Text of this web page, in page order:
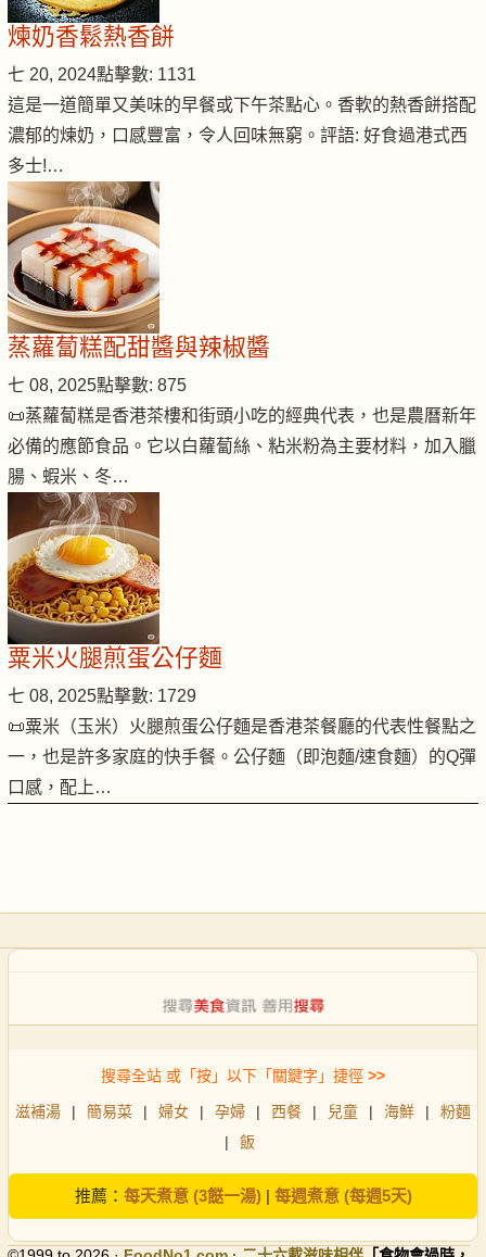
煉奶香鬆熱香餅
七 20, 2024點擊數: 1131
這是一道簡單又美味的早餐或下午茶點心。香軟的熱香餅搭配
濃郁的煉奶，口感豐富，令人回味無窮。評語: 好食過港式西
多士!…
蒸蘿蔔糕配甜醬與辣椒醬
七 08, 2025點擊數: 875
📜蒸蘿蔔糕是香港茶樓和街頭小吃的經典代表，也是農曆新年
必備的應節食品。它以白蘿蔔絲、粘米粉為主要材料，加入臘
腸、蝦米、冬…
粟米火腿煎蛋公仔麵
七 08, 2025點擊數: 1729
📜粟米（玉米）火腿煎蛋公仔麵是香港茶餐廳的代表性餐點之
一，也是許多家庭的快手餐。公仔麵（即泡麵/速食麵）的Q彈
口感，配上…
搜尋全站 或「按」以下「關鍵字」捷徑 >>
滋補湯 | 簡易菜 | 婦女 | 孕婦 | 西餐 | 兒童 | 海鮮 |
粉麵
|
飯
推薦： 每天煮意 (3餸一湯)| 每週煮意 (每週5天)